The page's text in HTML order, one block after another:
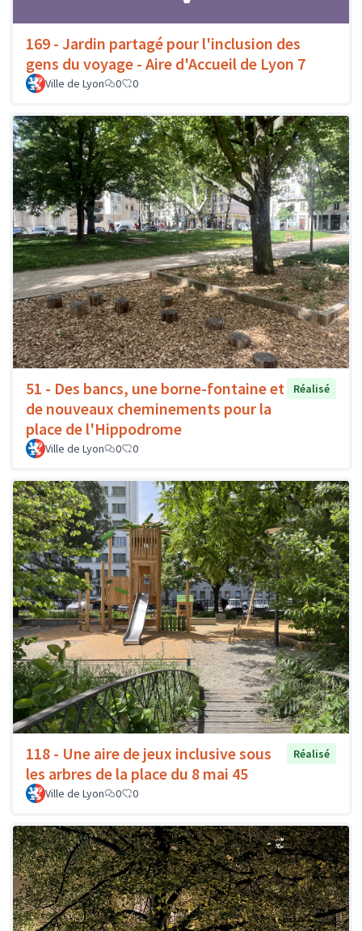
169 - Jardin partagé pour l'inclusion des
gens du voyage - Aire d'Accueil de Lyon 7
Ville de Lyon 0 0
51 - Des bancs, une borne-fontaine et
de nouveaux cheminements pour la
place de l'Hippodrome
Réalisé
Ville de Lyon 0 0
118 - Une aire de jeux inclusive sous
les arbres de la place du 8 mai 45
Réalisé
Ville de Lyon 0 0